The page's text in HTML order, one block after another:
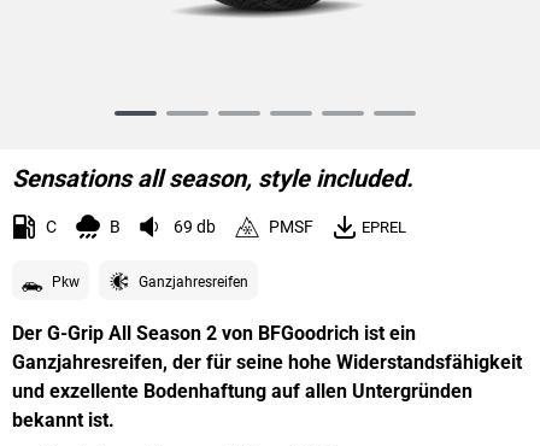
6
Sensations all season, style included.
C B 69 db PMSF EPREL
Pkw Ganzjahresreifen
Der G-Grip All Season 2 von BFGoodrich ist ein
Ganzjahresreifen, der für seine hohe Widerstandsfähigkeit
und exzellente Bodenhaftung auf allen Untergründen
bekannt ist.